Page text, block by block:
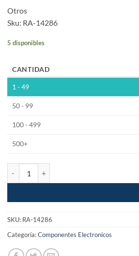
Otros
Sku: RA-14286
5 disponibles
CANTIDAD
1 - 49
50 - 99
100 - 499
500+
SKU: RA-14286
Categoría:Componentes Electronicos